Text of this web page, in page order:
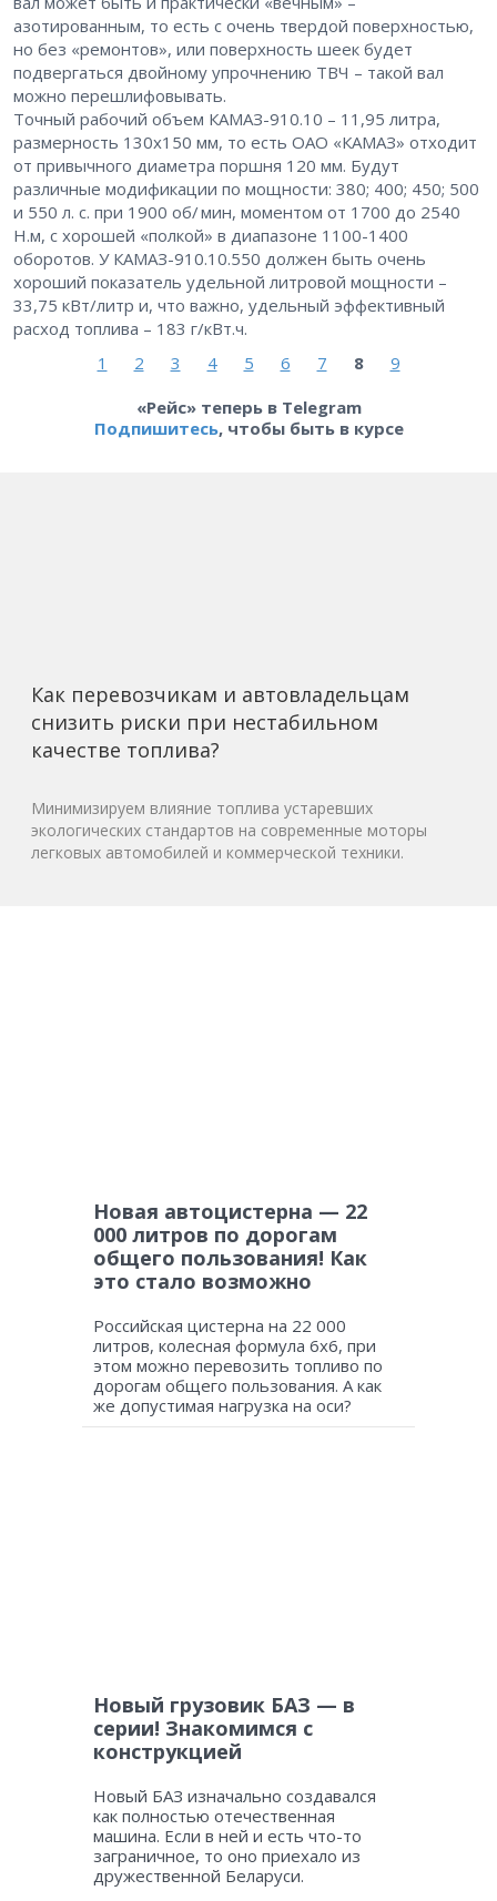
азотированным, то есть с очень твердой поверхностью,
но без «ремонтов», или поверхность шеек будет
подвергаться двойному упрочнению ТВЧ – такой вал
можно перешлифовывать.
Точный рабочий объем КАМАЗ-910.10 – 11,95 литра,
размерность 130х150 мм, то есть ОАО «КАМАЗ» отходит
от привычного диаметра поршня 120 мм. Будут
различные модификации по мощности: 380; 400; 450; 500
и 550 л. с. при 1900 об/ мин, моментом от 1700 до 2540
Н.м, с хорошей «полкой» в диапазоне 1100-1400
оборотов. У КАМАЗ-910.10.550 должен быть очень
хороший показатель удельной литровой мощности –
33,75 кВт/литр и, что важно, удельный эффективный
расход топлива – 183 г/кВт.ч.
1
2 3 4 5 6 7 8
9
«Рейс» теперь в Telegram
Подпишитесь, чтобы быть в курсе
Как перевозчикам и автовладельцам
снизить риски при нестабильном
качестве топлива?
Минимизируем влияние топлива устаревших
экологических стандартов на современные моторы
легковых автомобилей и коммерческой техники.
Новая автоцистерна — 22
000 литров по дорогам
общего пользования! Как
это стало возможно
Российская цистерна на 22 000
литров, колесная формула 6х6, при
этом можно перевозить топливо по
дорогам общего пользования. А как
же допустимая нагрузка на оси?
Новый грузовик БАЗ — в
серии! Знакомимся с
конструкцией
Новый БАЗ изначально создавался
как полностью отечественная
машина. Если в ней и есть что-то
заграничное, то оно приехало из
дружественной Беларуси.